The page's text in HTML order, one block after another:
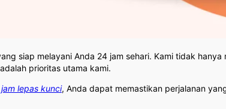
siap melayani Anda 24 jam sehari. Kami tidak
prioritas utama kami.
lepas kunci, Anda dapat memastikan perjalanan